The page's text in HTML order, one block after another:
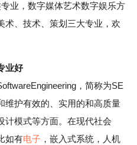
业，数字媒体艺术数字娱乐方
术、技术、策划三大专业，欢
业好
，简称为SE
维护有效的、实用的和高质量
计模式等方面。在现代社会
如有电子 ，嵌入式系统，人机